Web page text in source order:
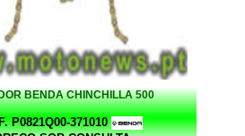
BENDA CHINCHILLA 500
P0821Q00-371010